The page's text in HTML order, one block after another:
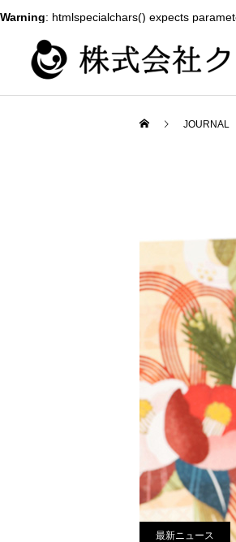
Warning: htmlspecialchars() expects
JOURNAL
最新ニュース